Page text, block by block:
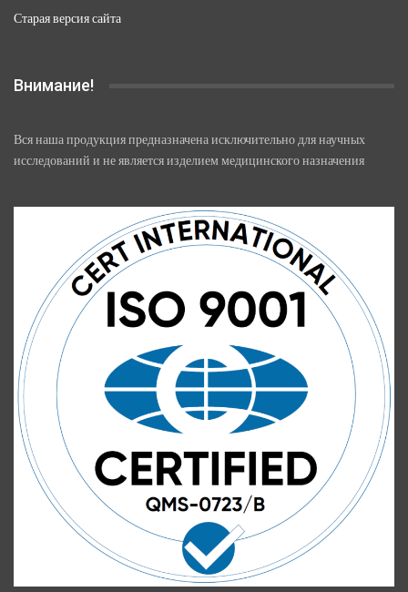
Старая версия сайта
Внимание!
Вся наша продукция предназначена исключительно для научных
исследований и не является изделием медицинского назначения